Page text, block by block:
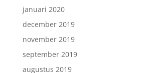
januari 2020
december 2019
november 2019
september 2019
augustus 2019